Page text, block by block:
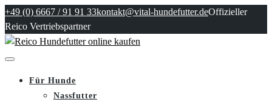
+49 (0) 6667 / 91 91 33kontakt@vital-hundefutter.deOffizieller
Reico Vertriebspartner
Für Hunde
Nassfutter